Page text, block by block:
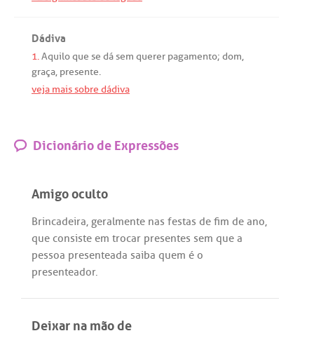
Dádiva
1.Aquiloque se dásem querer pagamento; dom,
graça, presente.
veja mais sobre dádiva
Dicionário de Expressões
Amigo oculto
Brincadeira, geralmente nas festas de fim de ano,
que consiste em trocar presentes sem que a
pessoa presenteada saiba quem é o
presenteador.
Deixar na mão de